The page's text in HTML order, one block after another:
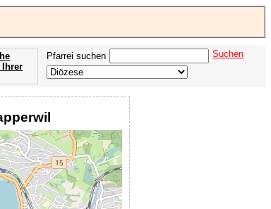
Pfarrei suchen Suchen
Ihrer